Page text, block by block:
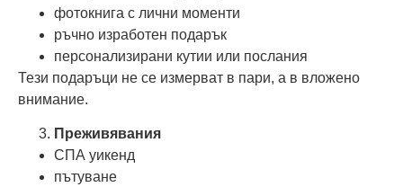
фотокнига с лични моменти
ръчно изработен подарък
персонализирани кутии или послания
Тези подаръци не се измерват в пари, а в вложено
внимание.
Преживявания
СПА уикенд
пътуване